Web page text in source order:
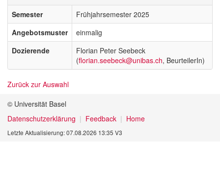
Semester
Frühjahrsemester 2025
Angebotsmuster
einmalig
Dozierende
Florian Peter Seebeck
(florian.seebeck@unibas.ch, BeurteilerIn)
Zurück zur Auswahl
© Universität Basel
Datenschutzerklärung
Feedback Home
Letzte Aktualisierung: 07.08.2026 13:35 V3